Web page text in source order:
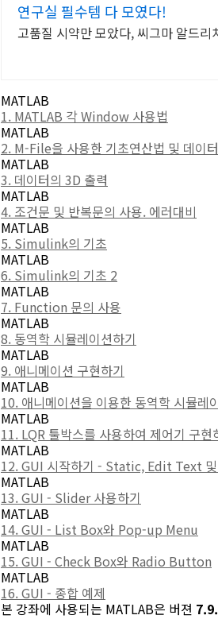
연구실 필수템 다 모였다!
고품질 시약만 모았다, 씨그마 알드리
MATLAB
1. MATLAB 각 Window 사용법
MATLAB
2. M-File을 사용한 기초연산법 및 데이
MATLAB
3. 데이터의 3D 출력
MATLAB
4. 조건문 및 반복문의 사용. 에러대비
MATLAB
5. Simulink의 기초
MATLAB
6. Simulink의 기초 2
MATLAB
7. Function 문의 사용
MATLAB
8. 동역학 시뮬레이션하기
MATLAB
9. 애니메이션 구현하기
MATLAB
10. 애니메이션을 이용한 동역학 시뮬레
MATLAB
11. LQR 툴박스를 사용하여 제어기 구현
MATLAB
12. GUI 시작하기 - Static, Edit Text
MATLAB
13. GUI - Slider 사용하기
MATLAB
14. GUI - List Box와 Pop-up Menu
MATLAB
15. GUI - Check Box와 Radio Button
MATLAB
16. GUI - 종합 예제
본 강좌에 사용되는 MATLAB은 버젼